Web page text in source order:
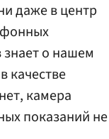
даже в центр
о нашем
качестве
камера
показаний не